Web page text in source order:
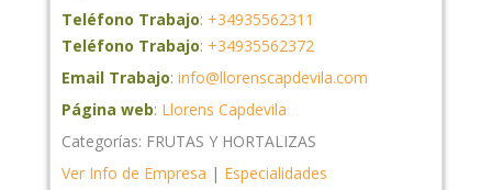
Teléfono Trabajo: +34935562311
Teléfono Trabajo: +34935562372
Email Trabajo: info@llorenscapdevila.com
Página web: Llorens Capdevila
Categorías: FRUTAS Y HORTALIZAS
Ver Info de Empresa | Especialidades